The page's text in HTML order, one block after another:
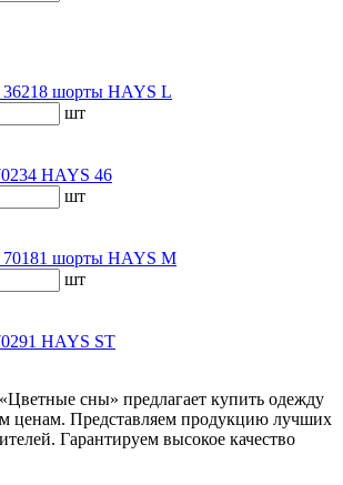
шорты HAYS L
шт
HAYS 46
шт
шорты HAYS M
шт
HAYS ST
сны» предлагает купить одежду
ценам. Представляем продукцию лучших
Гарантируем высокое качество